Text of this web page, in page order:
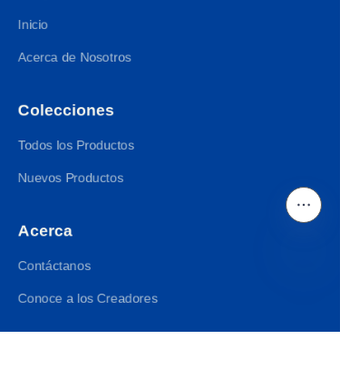
Inicio
Acerca de Nosotros
Colecciones
Todos los Productos
Nuevos Productos
Acerca
Contáctanos
Conoce a los Creadores
ES